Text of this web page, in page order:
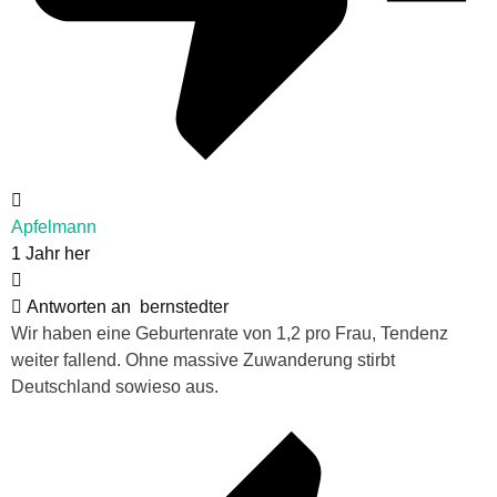
Apfelmann
1 Jahr her
Antworten an
bernstedter
Wir haben eine Geburtenrate von 1,2 pro Frau, Tendenz
weiter fallend. Ohne massive Zuwanderung stirbt
Deutschland sowieso aus.